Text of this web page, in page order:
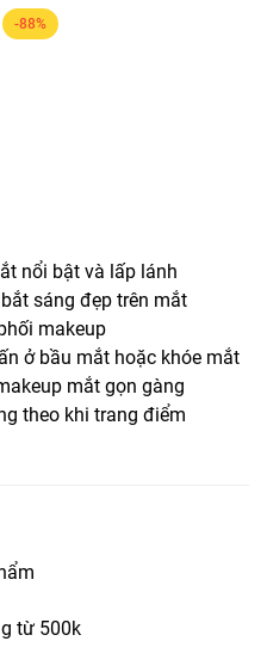
-88%
nổi bật và lấp lánh
sáng đẹp trên mắt
makeup
ở bầu mắt hoặc khóe mắt
mắt gọn gàng
theo khi trang điểm
từ 500k